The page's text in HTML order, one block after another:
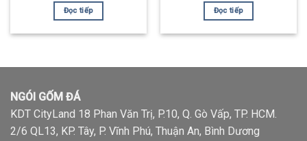
Đọc tiếp Đọc tiếp
NGÓI GỐM ĐÁ
KDT CityLand 18 Phan Văn Trị, P.10, Q. Gò Vấp, TP. HCM.
2/6 QL13, KP. Tây, P. Vĩnh Phú, Thuận An, Bình Dương